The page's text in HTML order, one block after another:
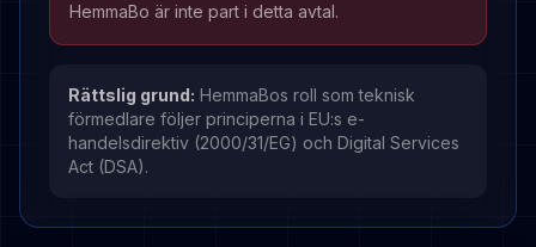
HemmaBo är inte part i detta avtal.
Rättslig grund: HemmaBos roll som teknisk
förmedlare följer principerna i EU:s e-
handelsdirektiv (2000/31/EG) och Digital Services
Act (DSA).